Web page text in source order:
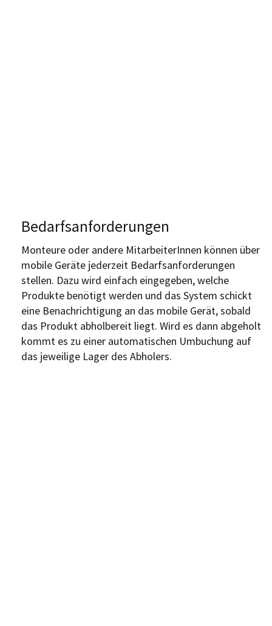
Bedarfsanforderungen
Monteure oder andere MitarbeiterInnen können über
mobile Geräte jederzeit Bedarfsanforderungen
stellen. Dazu wird einfach eingegeben, welche
Produkte benötigt werden und das System schickt
eine Benachrichtigung an das mobile Gerät, sobald
das Produkt abholbereit liegt. Wird es dann abgeholt
kommt es zu einer automatischen Umbuchung auf
das jeweilige Lager des Abholers.